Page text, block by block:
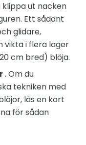
klippa ut nacken
Ett sådant
glidare,
vikta i flera lager
cm bred) blöja.
. Om du
tekniken med
läs en kort
för sådan